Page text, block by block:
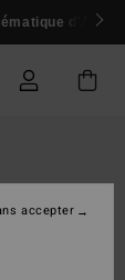
d'Andy
accepter